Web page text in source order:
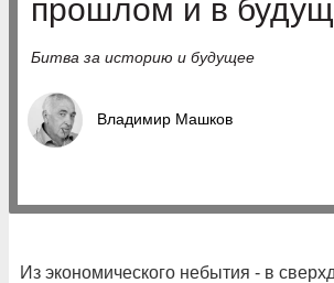
прошлом и в
Битва за историю и будущее
Владимир Машков
Из экономического небытия - в